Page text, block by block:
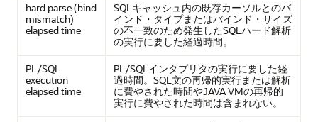
hard parse (bind
mismatch)
elapsed time
SQLキャッシュ内の既存カーソルとのバ
インド・タイプまたはバインド・サイズ
の不一致のため発生したSQLハード解析
の実行に要した経過時間。
PL/SQL
execution
elapsed time
PL/SQLインタプリタの実行に要した経
過時間。SQL文の再帰的実行または解析
に費やされた時間やJAVA VMの再帰的
実行に費やされた時間は含まれない。